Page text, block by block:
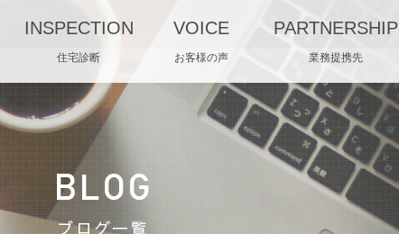
INSPECTION
住宅診断
VOICE
お客様の声
PARTNERSHIP
業務提携先